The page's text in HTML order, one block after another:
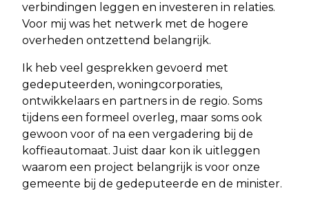
verbindingen leggen en investeren in relaties.
Voor mij was het netwerk met de hogere
overheden ontzettend belangrijk.
Ik heb veel gesprekken gevoerd met
gedeputeerden, woningcorporaties,
ontwikkelaars en partners in de regio. Soms
tijdens een formeel overleg, maar soms ook
gewoon voor of na een vergadering bij de
koffieautomaat. Juist daar kon ik uitleggen
waarom een project belangrijk is voor onze
gemeente bij de gedeputeerde en de minister.